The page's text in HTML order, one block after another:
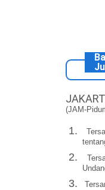
(JAM-
1.
2.
3.